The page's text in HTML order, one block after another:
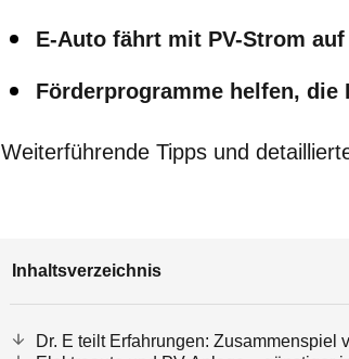
E-Auto fährt mit PV-Strom
Förderprogramme helfen,
Weiterführende Tipps und
Inhaltsverzeichnis
Dr. E teilt Erfahrungen: Zusammenspiel